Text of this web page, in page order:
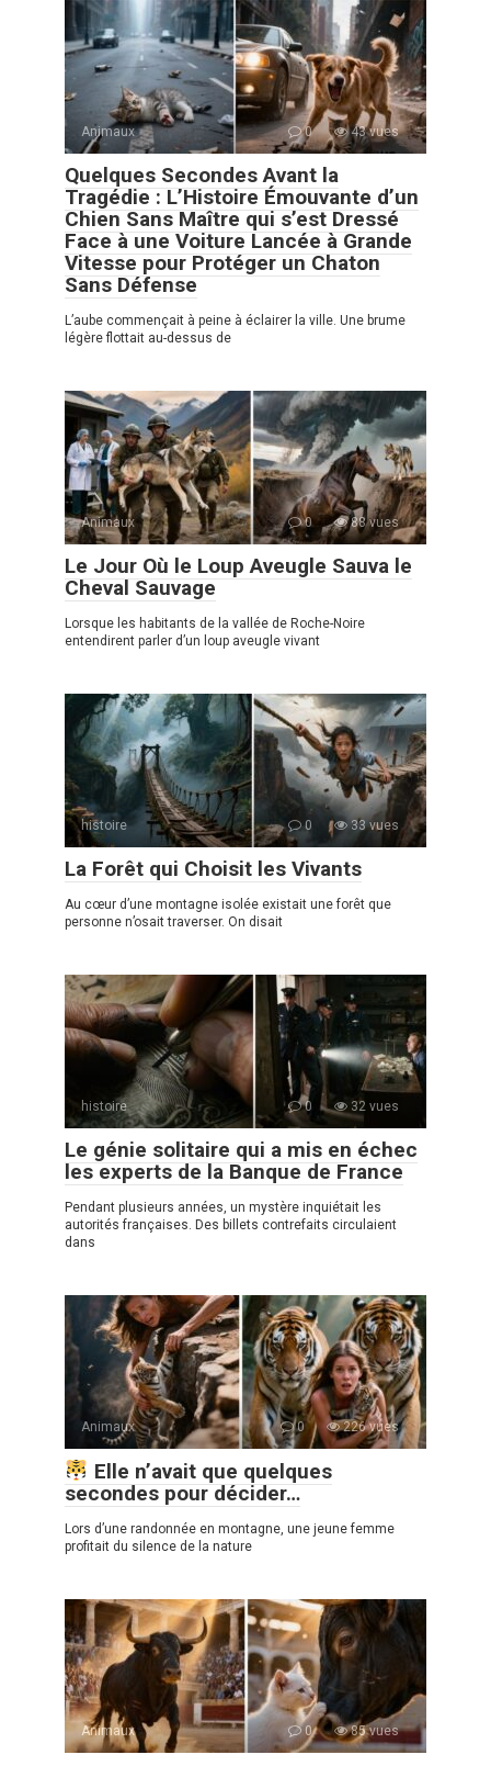
Animaux 0 43 vues
Quelques Secondes Avant la
Tragédie : L’Histoire Émouvante d’un
Chien Sans Maître qui s’est Dressé
Face à une Voiture Lancée à Grande
Vitesse pour Protéger un Chaton
Sans Défense
L’aube commençait à peine à éclairer la ville. Une brume
légère flottait au-dessus de
Animaux 0 88 vues
Le Jour Où le Loup Aveugle Sauva le
Cheval Sauvage
Lorsque les habitants de la vallée de Roche-Noire
entendirent parler d’un loup aveugle vivant
histoire 0 33 vues
La Forêt qui Choisit les Vivants
Au cœur d’une montagne isolée existait une forêt que
personne n’osait traverser. On disait
histoire 0 32 vues
Le génie solitaire qui a mis en échec
les experts de la Banque de France
Pendant plusieurs années, un mystère inquiétait les
autorités françaises. Des billets contrefaits circulaient
dans
Animaux 0 226 vues
Elle n’avait que quelques
secondes pour décider…
Lors d’une randonnée en montagne, une jeune femme
profitait du silence de la nature
Animaux 0 85 vues